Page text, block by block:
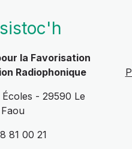
la Favorisation
Radiophonique
Écoles - 29590 Le
Faou
81 00 21